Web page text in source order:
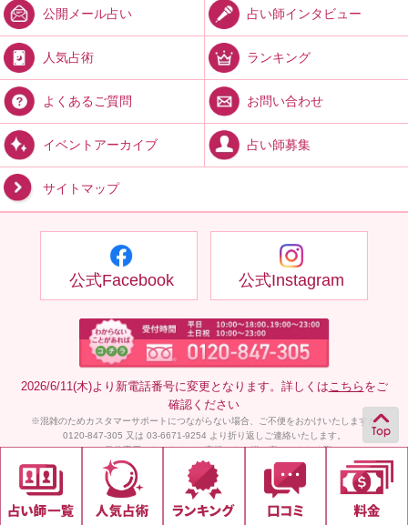
公開メール占い 占い師インタビュー
人気占術 ランキング
よくあるご質問 お問い合わせ
イベントアーカイブ 占い師募集
サイトマップ
公式Facebook 公式Instagram
2026/6/11(木)より新電話番号に変更となります。詳しくは こちら をご
確認ください
※混雑のためカスタマーサポートにつながらない場合、ご不便をおかけいたしますが
0120-847-305 又は 03-6671-9254 より折り返しご連絡いたします。
（ 03-6671-9254 は発信専用となるため、お客様からお掛け直しいただく際は 0120-847-
305 へお願いいたします。）
また、折り返しが不要な方はメールにてご連絡ください。
| 個人情報保護方針 | ご利用規約 |